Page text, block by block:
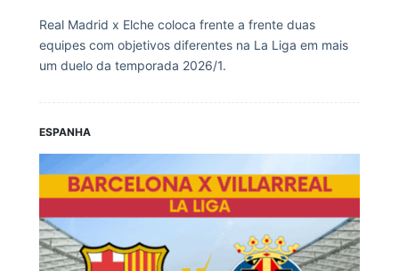
Real Madrid x Elche coloca frente a frente duas
equipes com objetivos diferentes na La Liga em mais
um duelo da temporada 2026/1.
ESPANHA